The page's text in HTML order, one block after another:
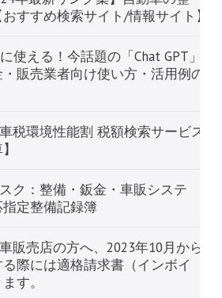
販売店の方へ、2023年10月から
際には適格請求書（インボイ
す。
ク：整備・鈑金・車販システ
定整備記録簿
税環境性能割 税額検索サービス​​​​​​
使える！今話題の「Chat GPT」
販売業者向け使い方・活用例の
すすめ検索サイト/情報サイト】